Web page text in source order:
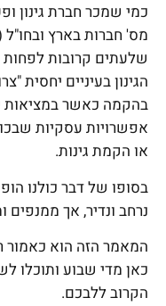
כמי שמכר חברת גינון
מס' חברות בארץ ובחו"ל
שלעתים קרובות לפחות
הגינון בעיניים יחסית
בהקמה כאשר במציאות
אפשרויות עסקיות
או הקמת גינות.
בסופו של דבר כולנו
נרחב ונדיר, אך ממנפים
המאמר הזה הוא
כאן מדי שבוע ותוכלו
הקרוב ללבכם.